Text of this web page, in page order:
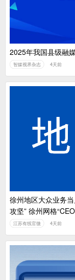
2025年我国县级融
智媒视界杂志 4天前
徐州地区大众业务
攻坚” 徐州网格
江苏有线官微 4天前